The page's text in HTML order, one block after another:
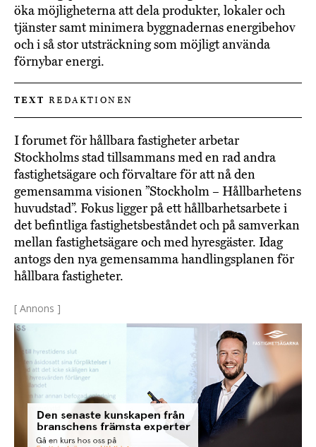
öka möjligheterna att dela produkter, lokaler och
tjänster samt minimera byggnadernas energibehov
och i så stor utsträckning som möjligt använda
förnybar energi.
TEXT REDAKTIONEN
I forumet för hållbara fastigheter arbetar
Stockholms stad tillsammans med en rad andra
fastighetsägare och förvaltare för att nå den
gemensamma visionen ”Stockholm – Hållbarhetens
huvudstad”. Fokus ligger på ett hållbarhetsarbete i
det befintliga fastighetsbeståndet och på samverkan
mellan fastighetsägare och med hyresgäster. Idag
antogs den nya gemensamma handlingsplanen för
hållbara fastigheter.
[ Annons ]